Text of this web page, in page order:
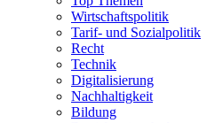
Wirtschaftspolitik
Tarif- und Sozialpolitik
Recht
Technik
Digitalisierung
Nachhaltigkeit
Bildung